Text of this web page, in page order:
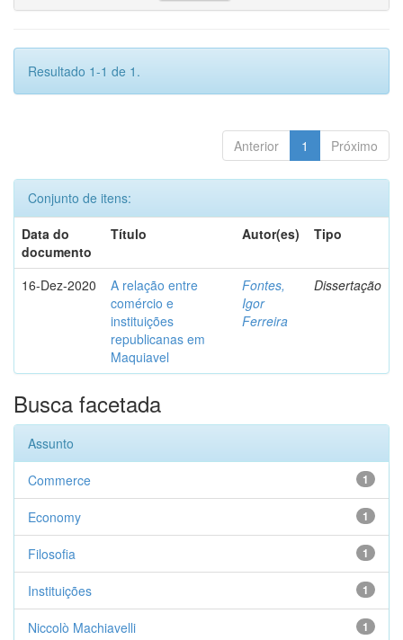
Resultado 1-1 de 1.
Anterior 1 Próximo
Conjunto de itens:
Data do
documento
Título Autor(es) Tipo
16-Dez-2020
A relação entre
comércio e
instituições
republicanas em
Maquiavel
Fontes,
Igor
Ferreira
Dissertação
Busca facetada
Assunto
1
Commerce
1
Economy
1
Filosofia
1
Instituições
1
Niccolò Machiavelli